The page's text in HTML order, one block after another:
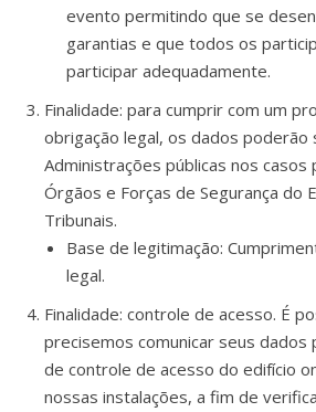
evento permitindo que se
garantias e que todos os
participar adequadamente.
Finalidade: para cumprir com um
obrigação legal, os dados poderão
Administrações públicas nos casos
Órgãos e Forças de Segurança do
Tribunais.
Base de legitimação:
legal.
Finalidade: controle de acesso. É
precisemos comunicar seus dados
de controle de acesso do edifício
nossas instalações, a fim de